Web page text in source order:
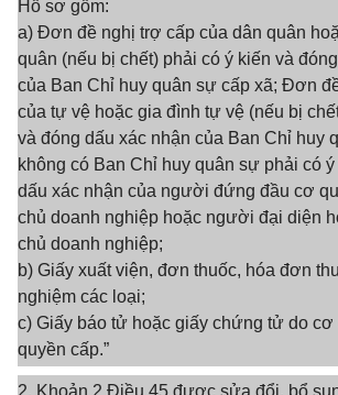
Hồ sơ gồm:
a) Đơn đề nghị trợ cấp của dân quân
quân (nếu bị chết) phải có ý kiến và
của Ban Chỉ huy quân sự cấp xã; Đơn
của tự vệ hoặc gia đình tự vệ (nếu bị
và đóng dấu xác nhận của Ban Chỉ huy
không có Ban Chỉ huy quân sự phải có
dấu xác nhận của người đứng đầu cơ
chủ doanh nghiệp hoặc người đại diện
chủ doanh nghiệp;
b) Giấy xuất viện, đơn thuốc, hóa đơn
nghiệm các loại;
c) Giấy báo tử hoặc giấy chứng tử do cơ
quyền cấp.”
2. Khoản 2 Điều 45 được sửa đổi, bổ